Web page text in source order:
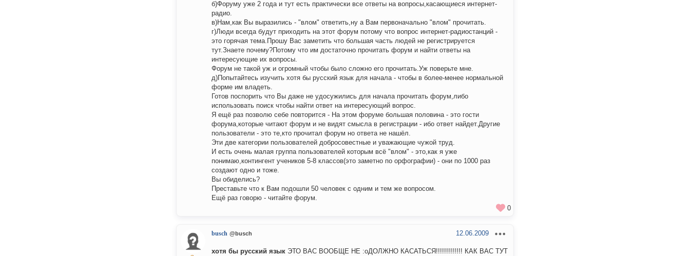
б)Форуму уже 2 года и тут есть практически все ответы на вопросы,касающиеся интернет-
радио.
в)Нам,как Вы выразились - "влом" ответить,ну а Вам первоначально "влом" прочитать.
г)Люди всегда будут приходить на этот форум потому что вопрос интернет-радиостанций -
это горячая тема.Прошу Вас заметить что большая часть людей не регистрируется
тут.Знаете почему?Потому что им достаточно прочитать форум и найти ответы на
интересующие их вопросы.
Форум не такой уж и огромный чтобы было сложно его прочитать.Уж поверьте мне.
д)Попытайтесь изучить хотя бы русский язык для начала - чтобы в более-менее нормальной
форме им владеть.
Готов поспорить что Вы даже не удосужились для начала прочитать форум,либо
использовать поиск чтобы найти ответ на интересующий вопрос.
Я ещё раз позволю себе повторится - На этом форуме большая половина - это гости
форума,которые читают форум и не видят смысла в регистрации - ибо ответ найдет.Другие
пользователи - это те,кто прочитал форум но ответа не нашёл.
Эти две категории пользователей добросовестные и уважающие чужой труд.
И есть очень малая группа пользователей которым всё "влом" - это,как я уже
понимаю,контингент учеников 5-8 классов(это заметно по орфографии) - они по 1000 раз
создают одно и тоже.
Вы обиделись?
Преставьте что к Вам подошли 50 человек с одним и тем же вопросом.
Ещё раз говорю - читайте форум.
0
busch @busch 12.06.2009
хотя бы русский язык ЭТО ВАС ВООБЩЕ НЕ :oДОЛЖНО КАСАТЬСЯ!!!!!!!!!!!!! КАК ВАС ТУТ